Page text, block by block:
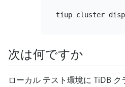
次は何ですか
ローカル テスト環境に TiDB